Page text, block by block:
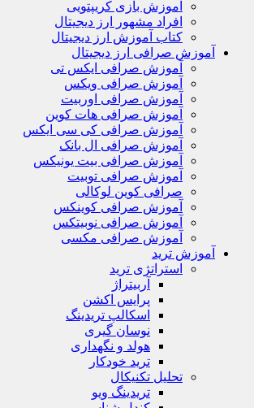
آموزش بازی کریپتویی
افراد مشهور ارز دیجیتال
کتاب آموزش ارز دیجیتال
آموزش صرافی ارز دیجیتال
آموزش صرافی ایکس تی
آموزش صرافی ویکس
آموزش صرافی اوربیت
آموزش صرافی هات کوین
آموزش صرافی کی سی ایکس
آموزش صرافی ال بانک
آموزش صرافی بیت یونیکس
آموزش صرافی توبیت
صرافی کوین لوکالی
آموزش صرافی کوینکس
آموزش صرافی نوبیتکس
آموزش صرافی مکسی
آموزش ترید
استراتژی‌ ترید
آربیتراژ
پرایس اکشن
اسکالپ تریدینگ
نوسان گیری
هولد و نگهداری
ترید خودکار
تحلیل تکنیکال
تریدینگ ویو